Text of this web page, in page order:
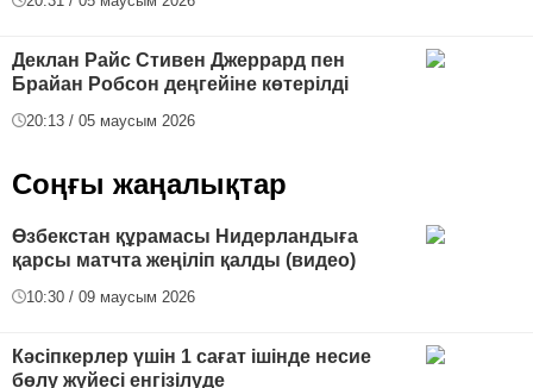
Деклан Райс Стивен Джеррард пен
Брайан Робсон деңгейіне көтерілді
20:13 / 05 маусым 2026
Соңғы жаңалықтар
Өзбекстан құрамасы Нидерландыға
қарсы матчта жеңіліп қалды (видео)
10:30 / 09 маусым 2026
Кәсіпкерлер үшін 1 сағат ішінде несие
бөлу жүйесі енгізілуде